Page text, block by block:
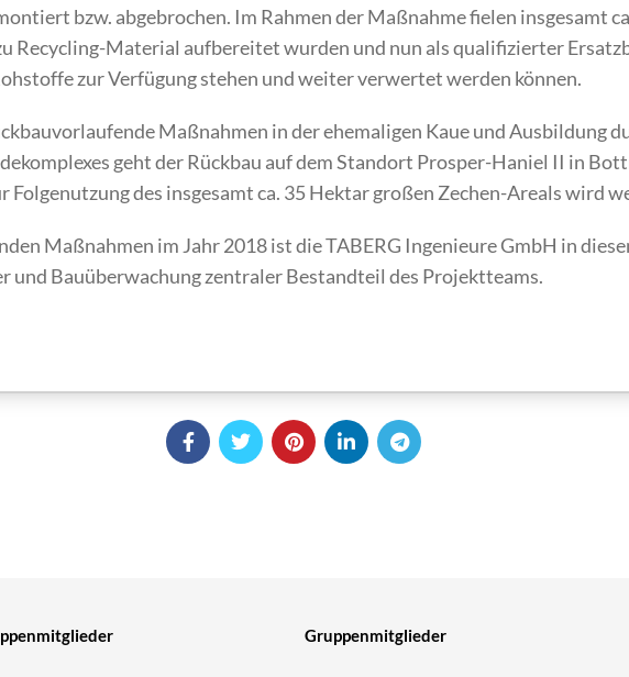
bzw. abgebrochen. Im Rahmen der Maßnahme fielen insgesamt
Recycling-Material aufbereitet wurden und nun als qualifizierter
zur Verfügung stehen und weiter verwertet werden können.
Maßnahmen in der ehemaligen Kaue und Ausbildung
geht der Rückbau auf dem Standort Prosper-Haniel II in
Folgenutzung des insgesamt ca. 35 Hektar großen Zechen-Areals wird
Maßnahmen im Jahr 2018 ist die TABERG Ingenieure GmbH in
und Bauüberwachung zentraler Bestandteil des Projektteams.
Gruppenmitglieder